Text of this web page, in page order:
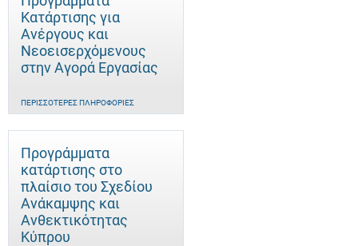
Κατάρτισης για
Ανέργους και
Νεοεισερχόμενους
στην Αγορά Εργασίας
ΠΕΡΙΣΣΌΤΕΡΕΣ ΠΛΗΡΟΦΟΡΊΕΣ
Προγράμματα
κατάρτισης στο
πλαίσιο του Σχεδίου
Ανάκαμψης και
Ανθεκτικότητας
Κύπρου